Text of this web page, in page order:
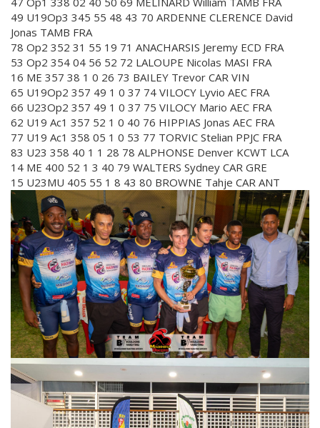
49 U19Op3 345 55 48 43 70 ARDENNE CLERENCE David
Jonas TAMB FRA
78 Op2 352 31 55 19 71 ANACHARSIS Jeremy ECD FRA
53 Op2 354 04 56 52 72 LALOUPE Nicolas MASI FRA
16 ME 357 38 1 0 26 73 BAILEY Trevor CAR VIN
65 U19Op2 357 49 1 0 37 74 VILOCY Lyvio AEC FRA
66 U23Op2 357 49 1 0 37 75 VILOCY Mario AEC FRA
62 U19 Ac1 357 52 1 0 40 76 HIPPIAS Jonas AEC FRA
77 U19 Ac1 358 05 1 0 53 77 TORVIC Stelian PPJC FRA
83 U23 358 40 1 1 28 78 ALPHONSE Denver KCWT LCA
14 ME 400 52 1 3 40 79 WALTERS Sydney CAR GRE
15 U23MU 405 55 1 8 43 80 BROWNE Tahje CAR ANT
Faire
une
galerie